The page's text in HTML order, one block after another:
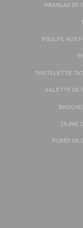
GRAVLAX DE
POULPE AUX
TARTELETTE
GALETTE DE
TAJINE
PURÉE DE